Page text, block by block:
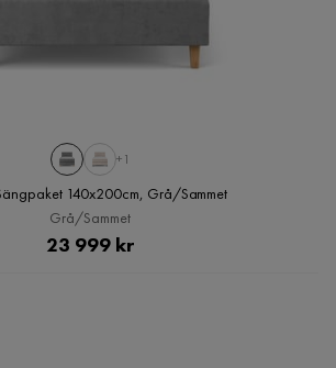
+1
140x200cm, Grå/Sammet
Grå/Sammet
Pris
23 999 kr